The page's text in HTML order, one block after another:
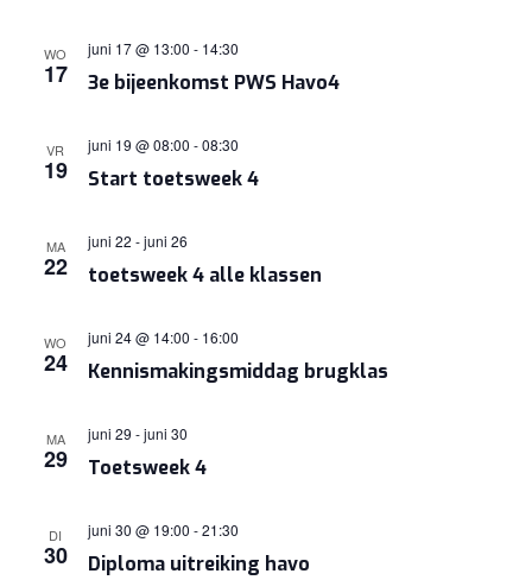
WO
17 3e bijeenkomst PWS Havo4
juni 17 @ 13:00 - 14:30
VR
19 Start toetsweek 4
juni 19 @ 08:00 -08:30
MA
22 toetsweek 4 alle klassen
juni 22 -juni 26
WO
24 Kennismakingsmiddag brugklas
juni 24 @ 14:00 - 16:00
MA
29 Toetsweek 4
juni 29 -juni 30
DI
30 Diploma uitreiking havo
juni 30 @ 19:00 -21:30